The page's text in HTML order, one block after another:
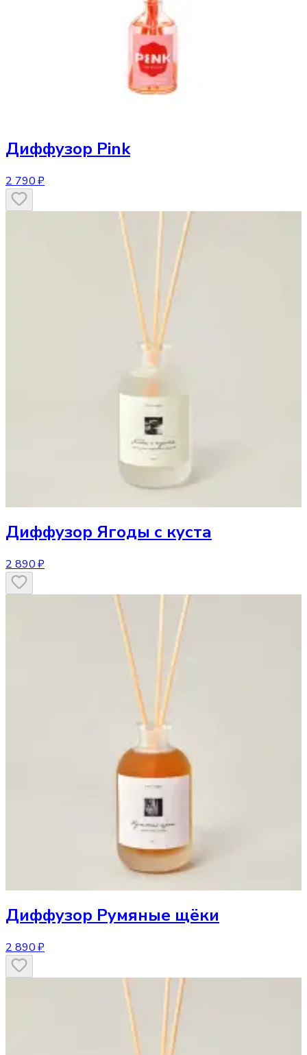
Диффузор Pink
2 790 ₽
Диффузор Ягоды с куста
2 890 ₽
Диффузор Румяные щёки
2 890 ₽